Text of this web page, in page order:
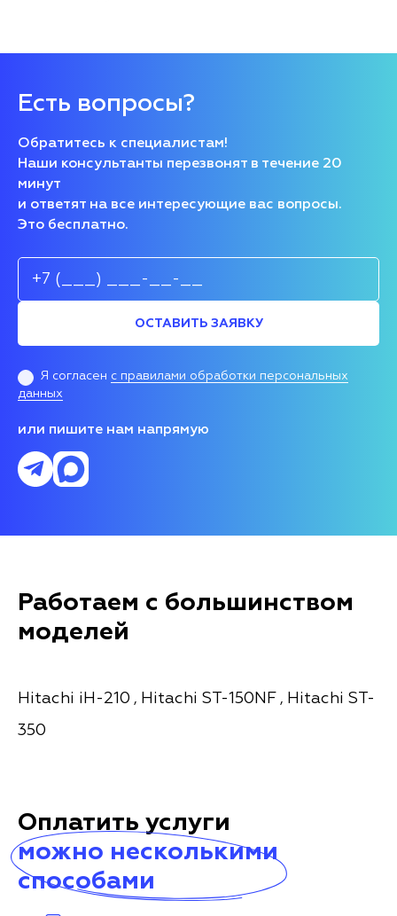
Есть вопросы?
Обратитесь к специалистам!
Наши консультанты перезвонят в течение 20
минут
и ответят на все интересующие вас вопросы.
Это бесплатно.
ОСТАВИТЬ ЗАЯВКУ
Я согласен с правилами обработки персональных
данных
или пишите нам напрямую
Работаем с большинством
моделей
Hitachi iH-210 , Hitachi ST-150NF , Hitachi ST-
350
Оплатить услуги
можно несколькими
способами